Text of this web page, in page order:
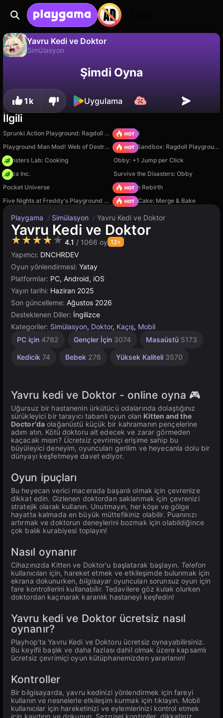
Yavru Kedi ve Doktor
Simülasyon
İlerlemeyi kaydet! Hayır
Şimdi Oyna
1k Uygulama
İlgili
Sprunki Action Playground: Ragdoll Sandbox TB World
Playground Man Mod! Web of Destruction!
Sprunki Sandbox: Ragdoll Playground Mode
Monsters Lab: Cooking
Obby: +1 Jump per Click
Pizza Inc.
Survive the Disasters: Obby
Pocket Universe
Stickman Rebirth
Five Nights at Freddy's Playground Sandbox
Piece of Cake: Merge & Bake
Playgama / Simülasyon / Yavru Kedi ve Doktor
Yavru Kedi ve Doktor
★★★★★ 4.1 / 1066 oy 12+
Yapımcı: DNCHRDEV
Oyun yönlendirmesi: Yatay
Platformlar: PC, Android, iOS
Yayın tarihi: Haziran 2025
Son güncelleme: Ağustos 2026
Desteklenen Diller: İngilizce
Kategoriler: Simülasyon, Doktor, Kaçış, Mobil
PC için 4782 Gençler İçin 3074 Masaüstü 5173
Kedicik 74 Bebek 276 Yüksek Kaliteli 3570
Çocuklar
1480
Tarayıcı
Unity
3175
Yavru kedi ve Doktor - online oyna 🎮
Uğursuz bir hastanenin ürkütücü odalarında dolaştığınız
sürükleyici bir tarayıcı tabanlı oyun olan Kitten and the
Doctor'da olağanüstü küçük bir kahramanın pençelerine
adım atın. Kötü doktoru alt edecek ve zarar görmeden
kaçacak mısın? Ücretsiz çevrimiçi erişime sahip bu
büyüleyici deneyim, oyuncuları gerilim ve heyecanla dolu bir
dünyayı keşfetmeye davet ediyor.
Oyun ipuçları
Bu heyecan verici macerada başarılı olmak için çevrenize
dikkat edin. Gizlenen doktordan saklanmak için çevrenizi
stratejik olarak kullanın. Unutmayın, her köşe ve gölge
hayatta kalmada en büyük müttefikiniz olabilir. Puanınızı
artırmak ve doktorun deneylerini bozmak için olabildiğince
çok balık kurabiyesi toplayın!
Nasıl oynanır
Cihazınızda Kitten ve Doktor'u başlatarak başlayın. Telefon
kullanıcıları için, hareket etmek ve etkileşimde bulunmak için
ekrana dokunurken, bilgisayaroyuncuları sorunsuz oyun için
fare kontrollerini kullanabilir. Tedavilere göz kulak olurken
doktordan kaçınarak karanlık hastaneyi keşfedin!
Yavru kedi ve Doktor ücretsiz nasıl
oynanır?
Playhop'ta Yavru Kedi ve Doktoru ücretsiz oynayabilirsiniz.
Bu keyifli başlık ve daha fazlası dahil olmak üzere kapsamlı
ücretsiz çevrimiçi oyun kütüphanemizden yararlanın!
Kontroller
Bir bilgisayarda, yavru kedinizi yönlendirmek için fareyi
kullanın ve nesnelerle etkileşim kurmak için tıklayın. Mobil
kullanıcılar için hareketinizi ve eylemlerinizi kontrol etmek
için kaydırın ve dokunun. Sezgisel kontroller, dikkatiniz